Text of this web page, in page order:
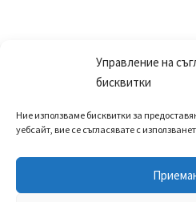
Управление на
бисквитки
Ние използваме бисквитки за
уебсайт, вие се съгласявате с